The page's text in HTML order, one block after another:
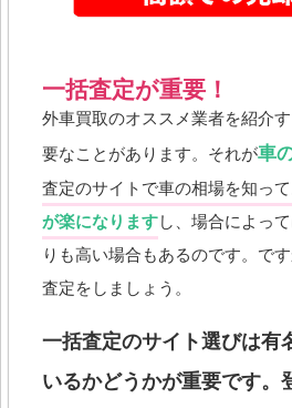
一括査定が重要！
外車買取のオススメ業者を紹介
要なことがあります。それが車
査定のサイトで車の相場を知っ
が楽になりますし、場合によっ
りも高い場合もあるのです。で
査定をしましょう。
一括査定のサイト選びは有
いるかどうかが重要です。